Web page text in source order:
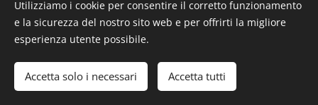
sulle vostre tavole dal 1913
Cookies
Italiano
English Deutsch
Utilizziamo i cookie per consentire il corretto funzionamento
e la sicurezza del nostro sito web e per offrirti la migliore
esperienza utente possibile.
Accetta solo i necessari Accetta tutti